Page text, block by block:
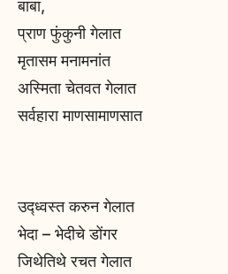
बाबा,
प्राण फुंकुनी गेलात
मृतासम मनामनांत
अस्मिता चेतवत गेलात
सर्वहारा माणसामाणसात
उद्ध्वस्त करुन गेलात
भेदा – भेदीचे डोंगर
जिथेतिथे रचत गेलात